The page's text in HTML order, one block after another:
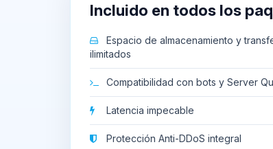
Incluido en todos los
Espacio de almacenamiento y
ilimitados
Compatibilidad con bots y Server
Latencia impecable
Protección Anti-DDoS integral